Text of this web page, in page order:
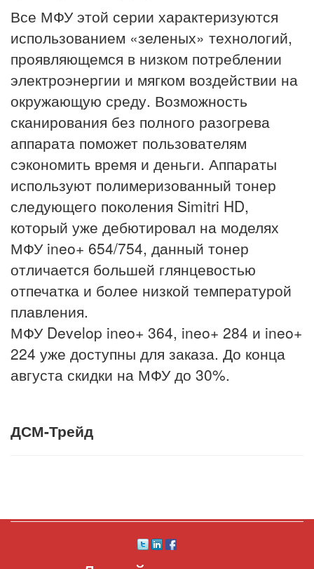
Все МФУ этой серии характеризуются
использованием «зеленых» технологий,
проявляющемся в низком потреблении
электроэнергии и мягком воздействии на
окружающую среду. Возможность
сканирования без полного разогрева
аппарата поможет пользователям
сэкономить время и деньги. Аппараты
используют полимеризованный тонер
следующего поколения Simitri HD,
который уже дебютировал на моделях
МФУ ineo+ 654/754, данный тонер
отличается большей глянцевостью
отпечатка и более низкой температурой
плавления.
МФУ Develop ineo+ 364, ineo+ 284 и ineo+
224 уже доступны для заказа. До конца
августа скидки на МФУ до 30%.
ДСМ-Трейд